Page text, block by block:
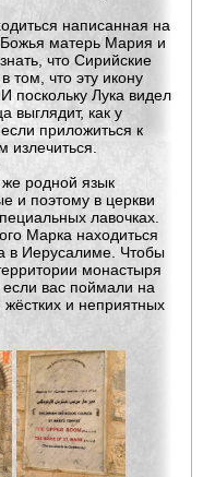
написанная на
матерь Мария и
что Сирийские
что эту икону
. И поскольку Лука видел
выглядит, как у
приложиться к
же родной язык
и поэтому в церкви
лавочках.
Марка находиться
в Иерусалиме. Чтобы
монастыря
вас поймали на
и неприятных